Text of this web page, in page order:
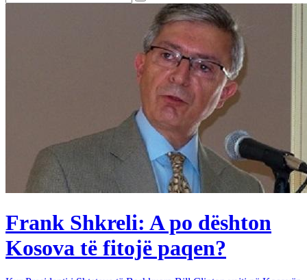
Frank Shkreli: A po dështon
Kosova të fitojë paqen?